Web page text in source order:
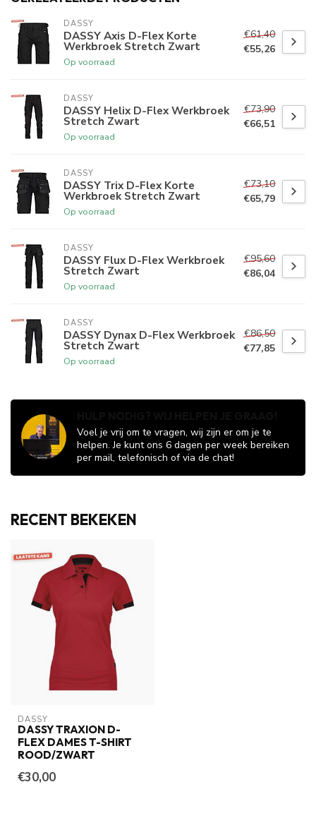
DASSY
DASSY Axis D-Flex Korte
Werkbroek Stretch Zwart
Op voorraad
€61,40
€55,26
DASSY
DASSY Helix D-Flex Werkbroek
Stretch Zwart
Op voorraad
€73,90
€66,51
DASSY
DASSY Trix D-Flex Korte
Werkbroek Stretch Zwart
Op voorraad
€73,10
€65,79
DASSY
DASSY Flux D-Flex Werkbroek
Stretch Zwart
Op voorraad
€95,60
€86,04
DASSY
DASSY Dynax D-Flex Werkbroek
Stretch Zwart
Op voorraad
€86,50
€77,85
Voel je vrij om te vragen, wij zijn er om je te
helpen. Je kunt ons 6 dagen per week bereiken
per mail, telefonisch of via de chat!
RECENT BEKEKEN
DASSY
DASSY TRAXION D-
FLEX DAMES T-SHIRT
ROOD/ZWART
€30,00